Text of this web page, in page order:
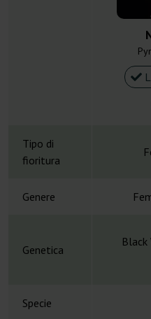
Tipo di
fioritura
Genere
Genetica
Black
Specie